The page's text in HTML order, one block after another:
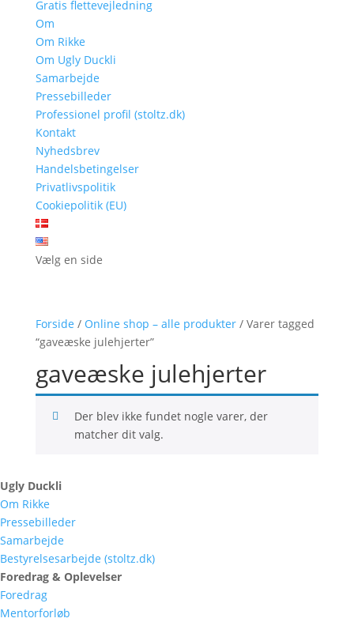
Gratis flettevejledning
Om
Om Rikke
Om Ugly Duckli
Samarbejde
Pressebilleder
Professionel profil (stoltz.dk)
Kontakt
Nyhedsbrev
Handelsbetingelser
Privatlivspolitik
Cookiepolitik (EU)
Vælg en side
Forside / Online shop – alle produkter/ Varer tagged
“gaveæske julehjerter”
gaveæske julehjerter
Der blev ikke fundet nogle varer, der
matcher dit valg.
Ugly Duckli
Om Rikke
Pressebilleder
Samarbejde
Bestyrelsesarbejde (stoltz.dk)
Foredrag & Oplevelser
Foredrag
Mentorforløb